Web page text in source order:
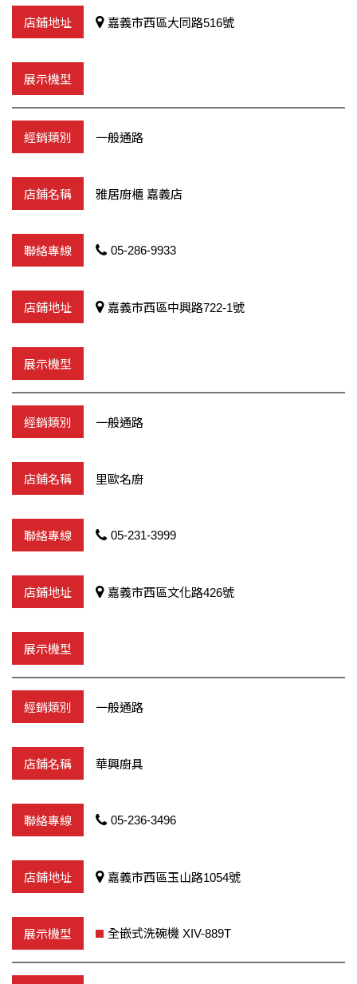
嘉義市西區大同路516號
一般通路
雅居廚櫃 嘉義店
05-286-9933
嘉義市西區中興路722-1號
一般通路
里歐名廚
05-231-3999
嘉義市西區文化路426號
一般通路
華興廚具
05-236-3496
嘉義市西區玉山路1054號
全嵌式洗碗機 XIV-889T